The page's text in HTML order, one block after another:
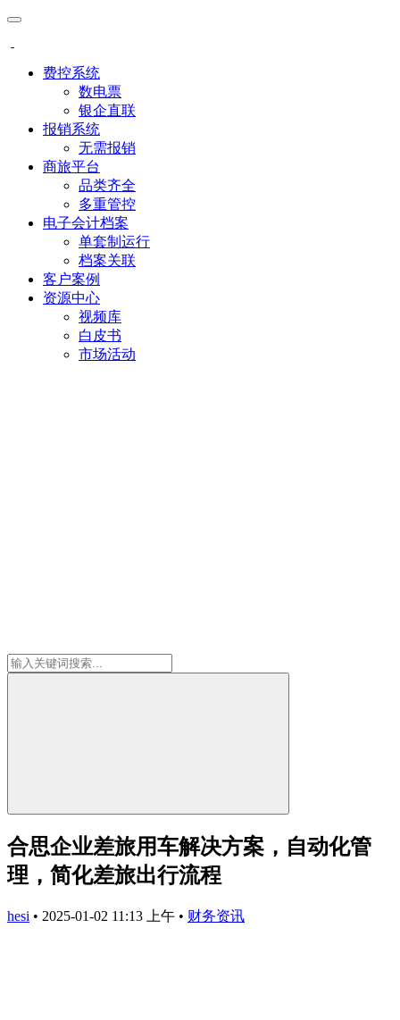
费控系统
数电票
银企直联
报销系统
无需报销
商旅平台
品类齐全
多重管控
电子会计档案
单套制运行
档案关联
客户案例
资源中心
视频库
白皮书
市场活动
合思企业差旅用车解决方案，自动化管
理，简化差旅出行流程
hesi • 2025-01-02 11:13 上午 • 财务资讯